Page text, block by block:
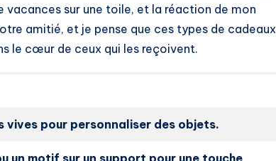
sur une toile, et la réaction de mon
amitié, et je pense que ces types de cadeaux
le cœur de ceux qui les reçoivent.
vives pour personnaliser des objets.